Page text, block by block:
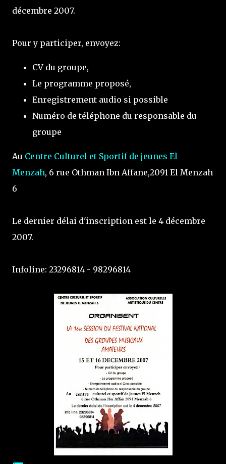
décembre 2007.
Pour y participer, envoyez:
CV du groupe,
Le programme proposé,
Enregistrement audio si possible
Numéro de téléphone du responsable du
groupe
Au Centre Culturel et Sportif de jeunes El
Menzah, 6 rue Othman Ibn Affane,2091 El Menzah
6
Le dernier délai d'inscription est le 4 décembre
2007.
Infoline: 23296814 - 98296814